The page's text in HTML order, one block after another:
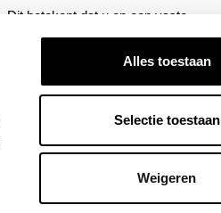
Alles toestaan
Selectie toestaan
Weigeren
betekent dat u op een vaste
u snel weer de weg op kunt.